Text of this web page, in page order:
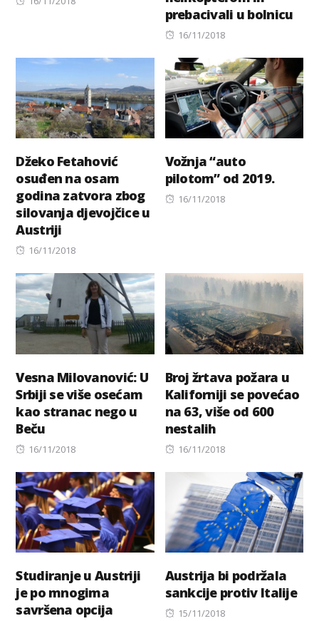
prebacivali u bolnicu
Posted
16/11/2018
Džeko Fetahović
osuđen na osam
godina zatvora zbog
silovanja djevojčice u
Austriji
Posted
16/11/2018
Vožnja “auto
pilotom” od 2019.
Posted
16/11/2018
Vesna Milovanović: U
Srbiji se više osećam
kao stranac nego u
Beču
Posted
16/11/2018
Broj žrtava požara u
Kaliforniji se povećao
na 63, više od 600
nestalih
Posted
16/11/2018
Studiranje u Austriji
je po mnogima
savršena opcija
Austrija bi podržala
sankcije protiv Italije
Posted
15/11/2018